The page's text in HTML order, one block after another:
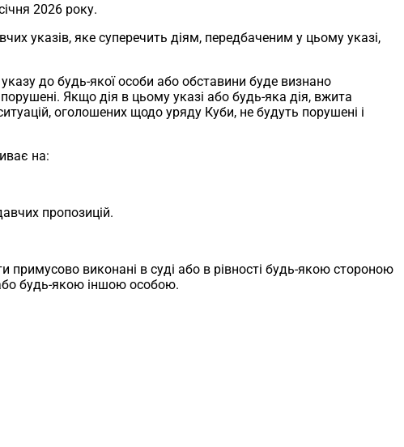
2026 року.
указів, яке суперечить діям, передбаченим у цьому указі,
до будь-якої особи або обставини буде визнано
Якщо дія в цьому указі або будь-яка дія, вжита
оголошених щодо уряду Куби, не будуть порушені і
на:
пропозицій.
виконані в суді або в рівності будь-якою стороною
або будь-якою іншою особою.